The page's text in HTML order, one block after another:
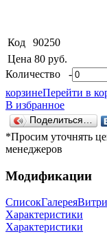
Код
90250
Цена 80 руб.
Количество -
корзинеПерейти в
В избранное
Поделиться…
*Просим уточнять
менеджеров
Модификации
СписокГалерея
Характеристики
Характеристики